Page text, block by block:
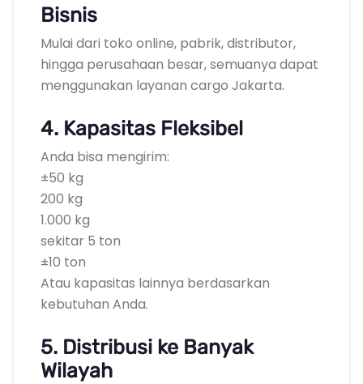
Bisnis
Mulai dari toko online, pabrik, distributor,
hingga perusahaan besar, semuanya dapat
menggunakan layanan cargo Jakarta.
4. Kapasitas Fleksibel
Anda bisa mengirim:
±50 kg
200 kg
1.000 kg
sekitar 5 ton
±10 ton
Atau kapasitas lainnya berdasarkan
kebutuhan Anda.
5. Distribusi ke Banyak
Wilayah